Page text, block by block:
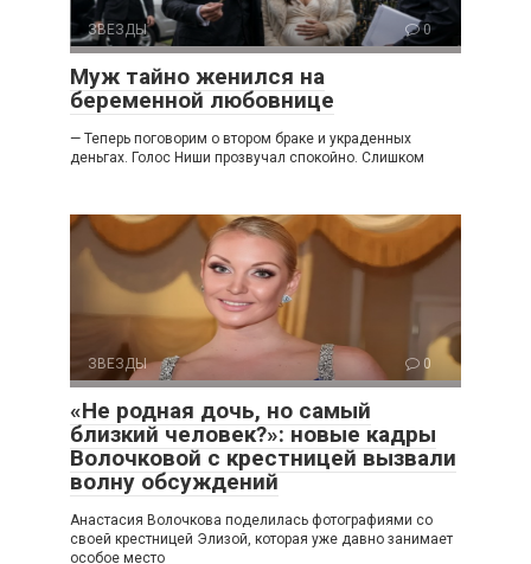
ЗВЕЗДЫ 0
Муж тайно женился на
беременной любовнице
— Теперь поговорим о втором браке и украденных
деньгах. Голос Ниши прозвучал спокойно. Слишком
ЗВЕЗДЫ 0
«Не родная дочь, но самый
близкий человек?»: новые кадры
Волочковой с крестницей вызвали
волну обсуждений
Анастасия Волочкова поделилась фотографиями со
своей крестницей Элизой, которая уже давно занимает
особое место